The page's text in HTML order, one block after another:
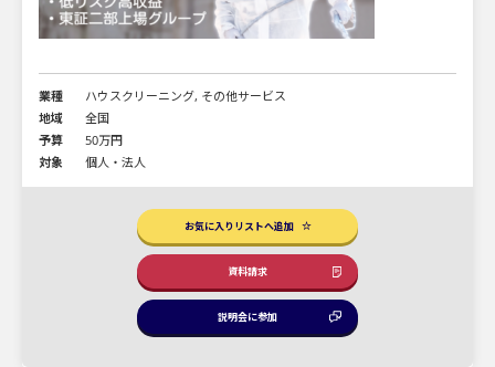
業種
ハウスクリーニング, その他サービス
地域
全国
予算
50万円
対象
個人・法人
お気に入りリストへ追加
資料請求
説明会に参加